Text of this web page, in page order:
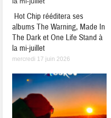
Hot Chip rééditera ses
albums The Warning, Made In
The Dark et One Life Stand à
la mi-juillet
mercredi 17 juin 2026